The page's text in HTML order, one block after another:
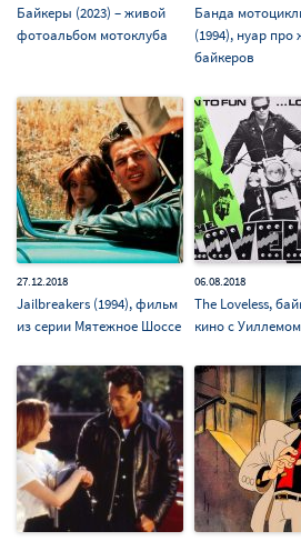
Байкеры (2023) – живой
фотоальбом мотоклуба
Банда
(1994), нуар про
байкеров
27.12.2018
Jailbreakers (1994), фильм
из серии Мятежное Шоссе
06.08.2018
The Loveless,
кино с